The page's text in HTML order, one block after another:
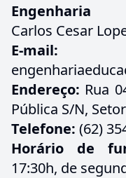
Engenharia
Carlos Cesar
E-mail:
Endereço: Rua
Pública S/N,
Telefone: (62)
Horário de
17:30h, de